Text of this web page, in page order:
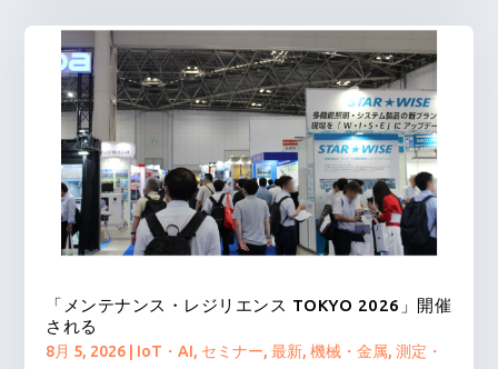
「メンテナンス・レジリエンス TOKYO 2026」開催
される
8月 5, 2026 IoT・AI, セミナー,最新,機械・金属,測定・